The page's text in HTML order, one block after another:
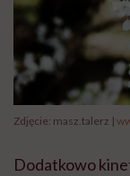
Zdjęcie: masz.talerz |
Dodatkowo